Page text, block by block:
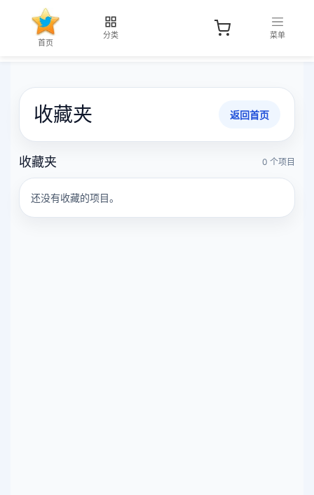
首页
分类 菜单
收藏夹 返回首页
收藏夹 0 个项目
还没有收藏的项目。